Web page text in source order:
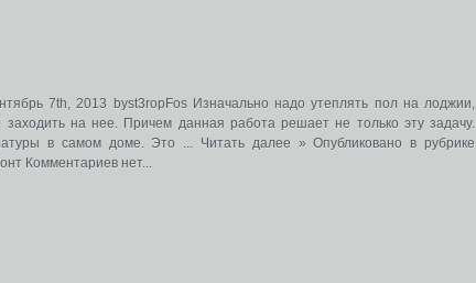
7th, 2013 byst3ropFos Изначально надо утеплять пол на лоджии,
на нее. Причем данная работа решает не только эту задачу.
в самом доме. Это ... Читать далее » Опубликовано в рубрике
Комментариев нет...